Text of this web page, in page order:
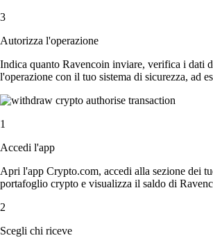
3
Autorizza l'operazione
Indica quanto Ravencoin inviare, verifica i dati
l'operazione con il tuo sistema di sicurezza, ad
1
Accedi l'app
Apri l'app Crypto.com, accedi alla sezione dei
portafoglio crypto e visualizza il saldo di
2
Scegli chi riceve